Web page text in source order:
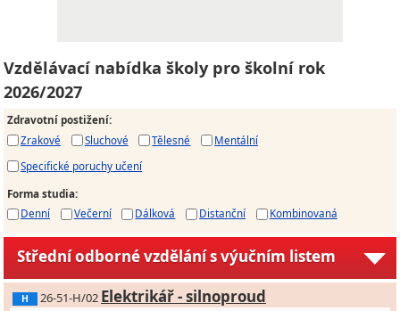
Vzdělávací nabídka školy pro školní rok
2026/2027
Zdravotní postižení:
Zrakové
Sluchové Tělesné
Mentální
Specifické poruchy učení
Forma studia:
Denní
Večerní Dálková Distanční Kombinovaná
Střední odborné vzdělání s výučním listem
H 26-51-H/02 Elektrikář - silnoproud